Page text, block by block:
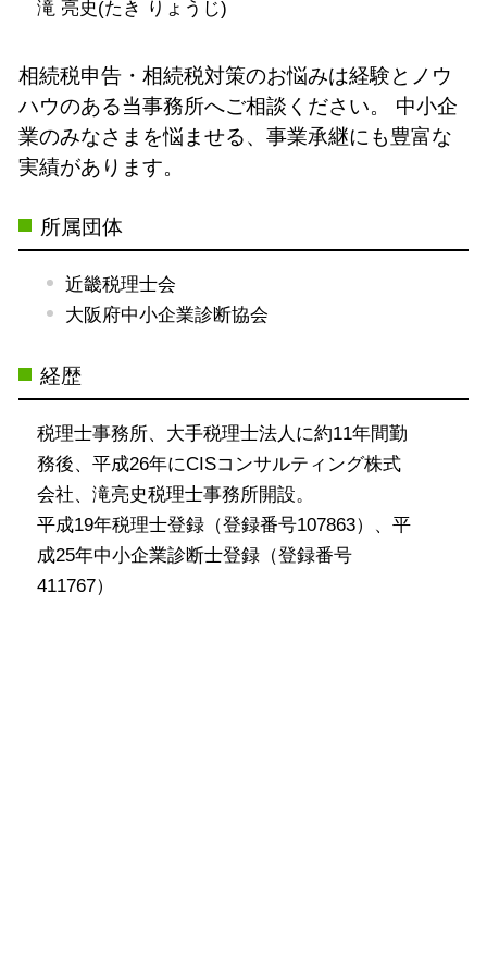
滝 亮史(たき りょうじ)
相続税申告・相続税対策のお悩みは経験とノウ
ハウのある当事務所へご相談ください。
中小企
業のみなさまを悩ませる、事業承継にも豊富な
実績があります。
所属団体
近畿税理士会
大阪府中小企業診断協会
経歴
税理士事務所、大手税理士法人に約11年間勤
務後、平成26年にCISコンサルティング株式
会社、滝亮史税理士事務所開設。
平成19年税理士登録（登録番号107863）、平
成25年中小企業診断士登録（登録番号
411767）